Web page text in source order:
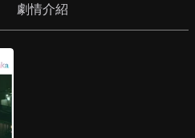
劇情介紹